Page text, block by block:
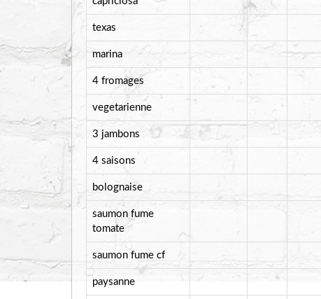
texas
marina
4 fromages
vegetarienne
3 jambons
4 saisons
bolognaise
saumon fume
tomate
saumon fume cf
paysanne